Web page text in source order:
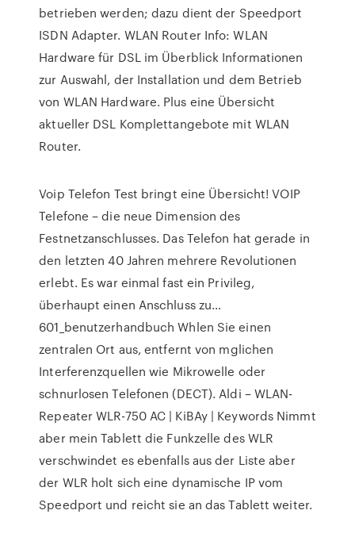
betrieben werden; dazu dient der Speedport
ISDN Adapter. WLAN Router Info: WLAN
Hardware für DSL im Überblick Informationen
zur Auswahl, der Installation und dem Betrieb
von WLAN Hardware. Plus eine Übersicht
aktueller DSL Komplettangebote mit WLAN
Router.
Voip Telefon Test bringt eine Übersicht! VOIP
Telefone – die neue Dimension des
Festnetzanschlusses. Das Telefon hat gerade in
den letzten 40 Jahren mehrere Revolutionen
erlebt. Es war einmal fast ein Privileg,
überhaupt einen Anschluss zu…
601_benutzerhandbuch Whlen Sie einen
zentralen Ort aus, entfernt von mglichen
Interferenzquellen wie Mikrowelle oder
schnurlosen Telefonen (DECT). Aldi – WLAN-
Repeater WLR-750 AC | KiBAy | Keywords Nimmt
aber mein Tablett die Funkzelle des WLR
verschwindet es ebenfalls aus der Liste aber
der WLR holt sich eine dynamische IP vom
Speedport und reicht sie an das Tablett weiter.